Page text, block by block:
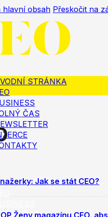
hlavní obsah Přeskočit na
STRÁNKA
ČAS
STRÁNKA
ČAS
Jak se stát CEO?